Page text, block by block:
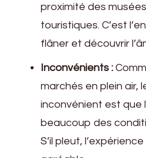
proximité des
touristiques. C’est
flâner et découvrir
Inconvénients :
marchés en plein air,
inconvénient est que
beaucoup des
S’il pleut,